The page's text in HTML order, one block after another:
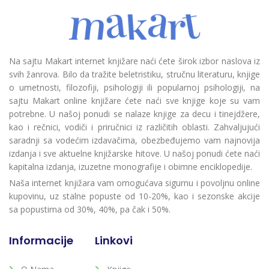
Na sajtu Makart internet knjižare naći ćete širok izbor naslova iz
svih žanrova. Bilo da tražite beletristiku, stručnu literaturu, knjige
o umetnosti, filozofiji, psihologiji ili popularnoj psihologiji, na
sajtu Makart online knjižare ćete naći sve knjige koje su vam
potrebne. U našoj ponudi se nalaze knjige za decu i tinejdžere,
kao i rečnici, vodiči i priručnici iz različitih oblasti. Zahvaljujući
saradnji sa vodećim izdavačima, obezbeđujemo vam najnovija
izdanja i sve aktuelne knjižarske hitove. U našoj ponudi ćete naći
kapitalna izdanja, izuzetne monografije i obimne enciklopedije.
Naša internet knjižara vam omogućava sigurnu i povoljnu online
kupovinu, uz stalne popuste od 10-20%, kao i sezonske akcije
sa popustima od 30%, 40%, pa čak i 50%.
Informacije Linkovi